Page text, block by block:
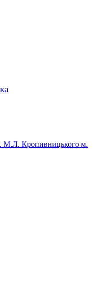
М.Л. Кропивницького м.